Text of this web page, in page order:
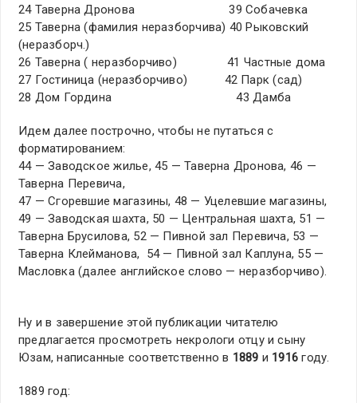
24 Таверна Дронова 39 Собачевка
25 Таверна (фамилия неразборчива) 40 Рыковский
(неразборч.)
26 Таверна ( неразборчиво) 41 Частные дома
27 Гостиница (неразборчиво) 42 Парк (сад)
28 Дом Гордина 43 Дамба
Идем далее построчно, чтобы не путаться с
форматированием:
44 — Заводское жилье, 45 — Таверна Дронова, 46 —
Таверна Перевича,
47 — Сгоревшие магазины, 48 — Уцелевшие магазины,
49 — Заводская шахта, 50 — Центральная шахта, 51 —
Таверна Брусилова, 52 — Пивной зал Перевича, 53 —
Таверна Клейманова, 54 — Пивной зал Каплуна, 55 —
Масловка (далее английское слово — неразборчиво).
Ну и в завершение этой публикации читателю
предлагается просмотреть некрологи отцу и сыну
Юзам, написанные соответственно в 1889 и 1916 году.
1889 год: